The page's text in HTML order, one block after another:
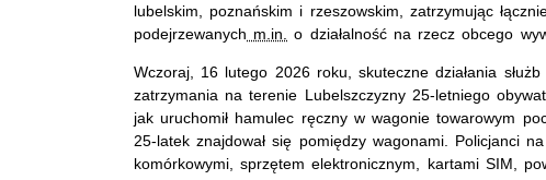
lubelskim, poznańskim i rzeszowskim, zatrzymując
podejrzewanych m.in. o działalność na rzecz obcego
Wczoraj, 16 lutego 2026 roku, skuteczne działania
zatrzymania na terenie Lubelszczyzny 25-letniego
jak uruchomił hamulec ręczny w wagonie towarowym
25-latek znajdował się pomiędzy wagonami. Policjanci
komórkowymi, sprzętem elektronicznym, kartami SIM,